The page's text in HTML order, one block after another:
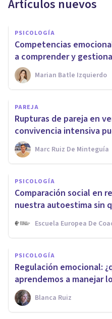
Artículos nuevos
PSICOLOGÍA
Competencias
a comprender y
Marian Batle Izquierdo
PAREJA
Rupturas de pareja en
convivencia intensiva
Marc Ruiz De Minteguía
PSICOLOGÍA
Comparación social en
nuestra autoestima sin
Escuela Europea De
PSICOLOGÍA
Regulación emocional:
aprendemos a manejar
Blanca Ruiz